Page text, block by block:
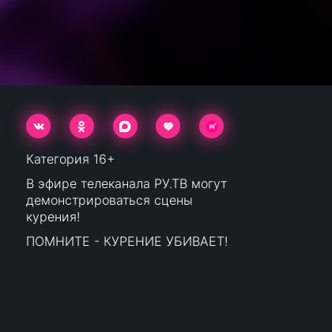
Категория 16+
В эфире телеканала РУ.ТВ могут
демонстрироваться сцены
курения!
ПОМНИТЕ - КУРЕНИЕ УБИВАЕТ!